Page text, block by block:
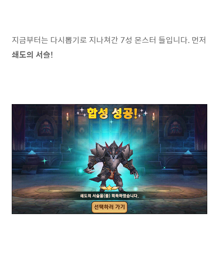
지금부터는 다시뽑기로 지나쳐간 7성 몬스터 들입니다. 먼저
쇄도의 서슬!